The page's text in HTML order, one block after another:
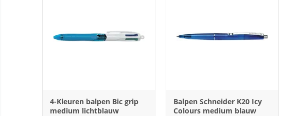
4-Kleuren balpen Bic grip
medium lichtblauw
Balpen Schneider K20 Icy
Colours medium blauw